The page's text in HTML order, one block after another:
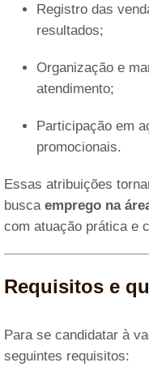
Registro das
resultados;
Organização e
atendimento;
Participação em
promocionais.
Essas atribuições
busca emprego na
com atuação prática e
Requisitos e
Para se candidatar à
seguintes requisitos: